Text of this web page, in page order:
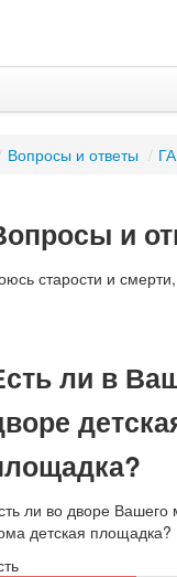
Вопросы и ответы /
и
старости и
ли в
ли во дворе Вашего
детская площадка?